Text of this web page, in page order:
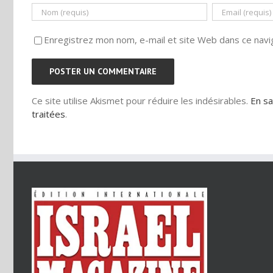
Enregistrez mon nom, e-mail et site Web dans ce
Ce site utilise Akismet pour réduire les indésirables. En
traitées.